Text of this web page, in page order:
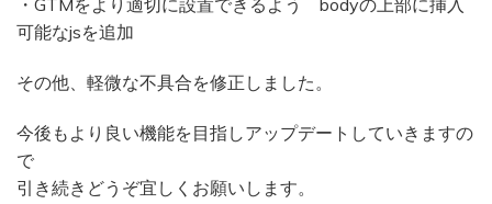
・GTMをより適切に設置できるよう bodyの上部に挿入
可能なjsを追加
その他、軽微な不具合を修正しました。
今後もより良い機能を目指しアップデートしていきますの
で
引き続きどうぞ宜しくお願いします。